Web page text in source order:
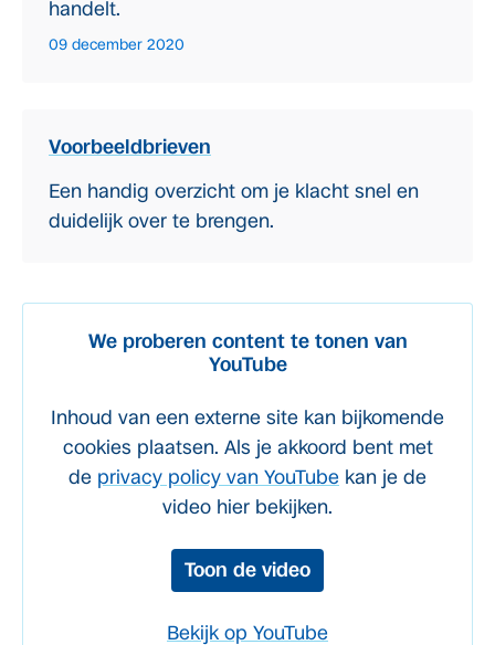
handelt.
09 december 2020
Voorbeeldbrieven
Een handig overzicht om je klacht snel en
duidelijk over te brengen.
We proberen content te tonen van
YouTube
Inhoud van een externe site kan bijkomende
cookies plaatsen. Als je akkoord bent met
de privacy policy van YouTube kan je de
video hier bekijken.
Toon de video
Bekijk op YouTube